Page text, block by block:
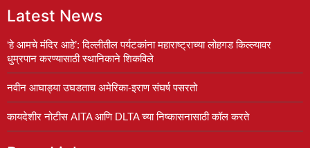
Latest News
‘हे आमचे मंदिर आहे’: दिल्लीतील पर्यटकांना महाराष्ट्राच्या लोहगड किल्ल्यावर
धुम्रपान करण्यासाठी स्थानिकाने शिकविले
नवीन आघाड्या उघडताच अमेरिका-इराण संघर्ष पसरतो
कायदेशीर नोटीस AITA आणि DLTA च्या निष्कासनासाठी कॉल करते